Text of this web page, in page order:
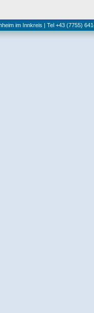
im Innkreis | Tel +43 (7755)